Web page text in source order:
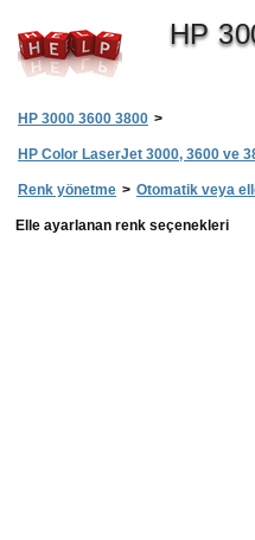
HP
HP 3000 3600 3800 >
HP Color LaserJet 3000, 3600 ve
Renk yönetme > Otomatik veya
Elle ayarlanan renk seçenekleri